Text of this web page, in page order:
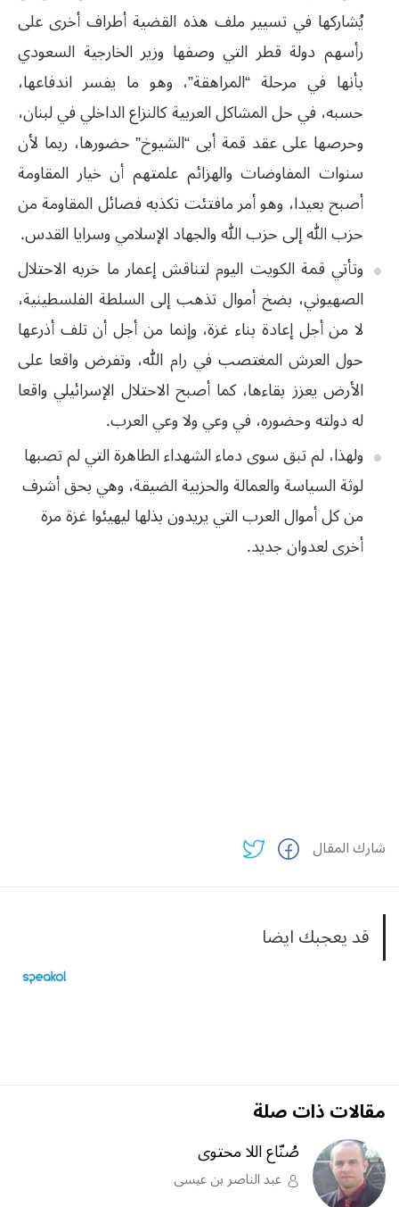
يُشاركها في تسيير ملف هذه القضية أطراف أخرى على
رأسهم دولة قطر التي وصفها وزير الخارجية السعودي
بأنها في مرحلة “المراهقة”، وهو ما يفسر اندفاعها،
حسبه، في حل المشاكل العربية كالنزاع الداخلي في لبنان،
وحرصها على عقد قمة أبى “الشيوخ” حضورها، ربما لأن
سنوات المفاوضات والهزائم علمتهم أن خيار المقاومة
أصبح بعيدا، وهو أمر مافتئت تكذبه فصائل المقاومة من
حزب الله إلى حزب الله والجهاد الإسلامي وسرايا القدس.
وتأتي قمة الكويت اليوم لتناقش إعمار ما خربه الاحتلال
الصهيوني، بضخ أموال تذهب إلى السلطة الفلسطينية،
لا من أجل إعادة بناء غزة، وإنما من أجل أن تلف أذرعها
حول العرش المغتصب في رام الله، وتفرض واقعا على
الأرض يعزز بقاءها، كما أصبح الاحتلال الإسرائيلي واقعا
له دولته وحضوره، في وعي ولا وعي العرب.
ولهذا، لم تبق سوى دماء الشهداء الطاهرة التي لم تصبها
لوثة السياسة والعمالة والحزبية الضيقة، وهي بحق أشرف
من كل أموال العرب التي يريدون بذلها ليهيئوا غزة مرة
أخرى لعدوان جديد.
شارك المقال
قد يعجبك ايضا
مقالات ذات صلة
صُنّاع اللا محتوى
عبد الناصر بن عيسى